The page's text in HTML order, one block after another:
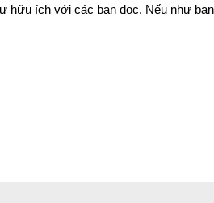
hữu ích với các bạn đọc. Nếu như